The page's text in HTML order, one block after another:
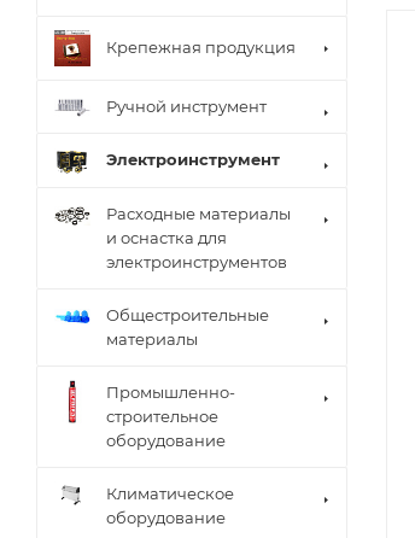
Крепежная продукция
Ручной инструмент
Электроинструмент
Расходные материалы
и оснастка для
электроинструментов
Общестроительные
материалы
Промышленно-
строительное
оборудование
Климатическое
оборудование